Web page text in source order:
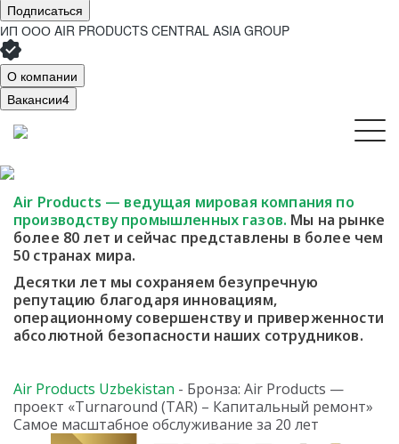
Подписаться
ИП ООО AIR PRODUCTS CENTRAL ASIA GROUP
О компании
Вакансии4
Air Products — ведущая мировая компания по
производству промышленных газов. Мы на рынке
более 80 лет и сейчас представлены в более чем
50 странах мира.
Десятки лет мы сохраняем безупречную
репутацию благодаря инновациям,
операционному совершенству и приверженности
абсолютной безопасности наших сотрудников.
Air Products Uzbekistan - Бронза: Air Products —
проект «Turnaround (TAR) – Капитальный ремонт»
Самое масштабное обслуживание за 20 лет